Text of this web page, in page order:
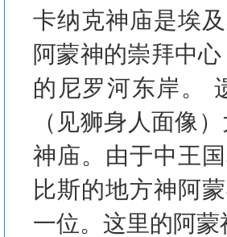
卡纳克神庙是埃
阿蒙神的崇拜中
的尼罗河东岸。
（见狮身人面像
神庙。由于中王
比斯的地方神阿
一位。这里的阿